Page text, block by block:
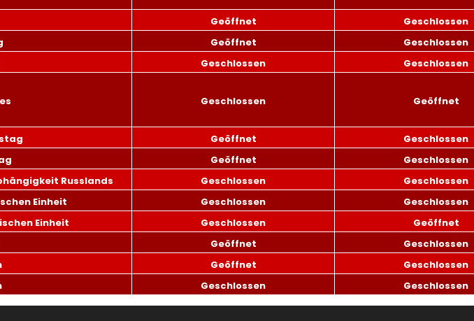
Geöffnet
Geschlossen
Geöffnet
Geschlossen
Geschlossen
Geschlossen
Geschlossen Geöffnet
Geöffnet
Geschlossen
Geöffnet
Geschlossen
Russlands Geschlossen
Geschlossen
Einheit Geschlossen
Geschlossen
Einheit Geschlossen
Geöffnet
Geöffnet
Geschlossen
Geöffnet
Geschlossen
Geschlossen Geschlossen